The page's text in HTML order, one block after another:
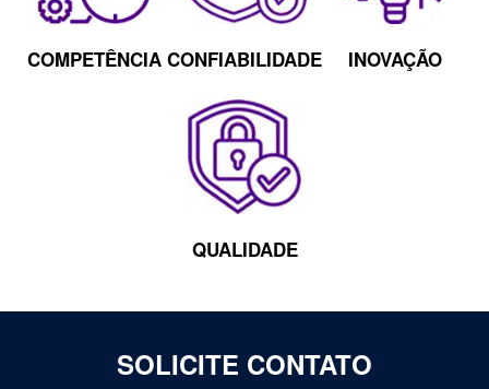
COMPETÊNCIA CONFIABILIDADE INOVAÇÃO
QUALIDADE
SOLICITE CONTATO